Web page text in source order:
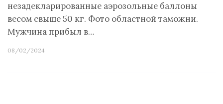
незадекларированные аэрозольные баллоны
весом свыше 50 кг. Фото областной таможни.
Мужчина прибыл в…
08/02/2024